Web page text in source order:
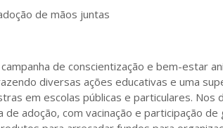
de mãos juntas
de conscientização e bem-estar
diversas ações educativas e uma
em escolas públicas e particulares. Nos
adoção, com vacinação e participação